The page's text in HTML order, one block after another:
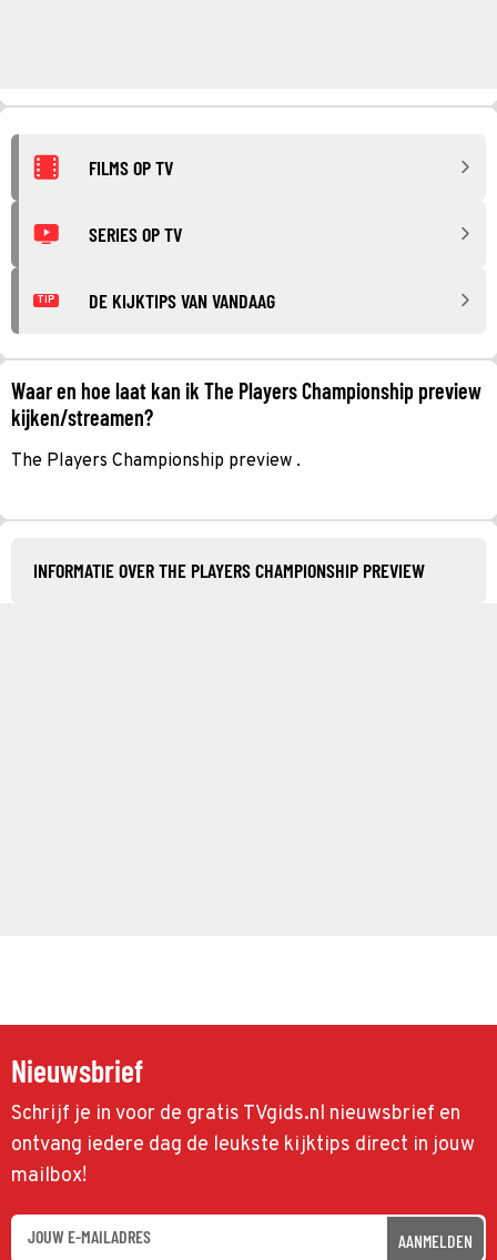
FILMS OP TV
SERIES OP TV
TIP DE KIJKTIPS VAN VANDAAG
Waar en hoe laat kan ik The Players Championship preview
kijken/streamen?
The Players Championship preview .
INFORMATIE OVER THE PLAYERS CHAMPIONSHIP PREVIEW
Nieuwsbrief
Schrijf je in voor de gratis TVgids.nl nieuwsbrief en
ontvang iedere dag de leukste kijktips direct in jouw
mailbox!
AANMELDEN